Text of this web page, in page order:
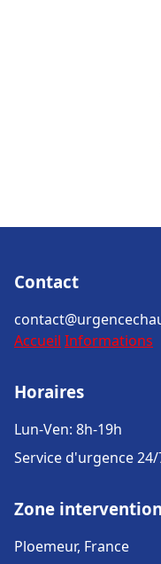
Contact
Accueil Informations
Horaires
Lun-Ven: 8h-19h
Service d'urgence
Zone intervention
Ploemeur, France